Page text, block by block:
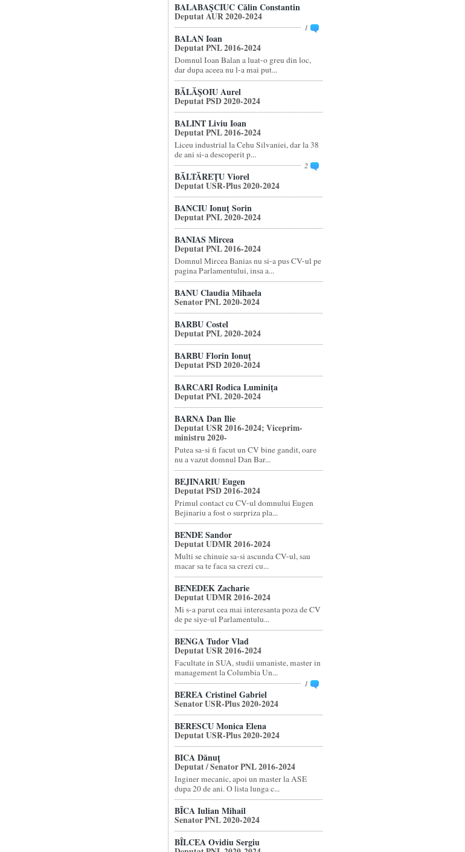
BALABAŞCIUC Călin Constantin
Deputat AUR 2020-2024
1
BALAN Ioan
Deputat PNL 2016-2024
Domnul Ioan Balan a luat-o greu din loc,
dar dupa aceea nu l-a mai put...
BĂLĂŞOIU Aurel
Deputat PSD 2020-2024
BALINT Liviu Ioan
Deputat PNL 2016-2024
Liceu industrial la Cehu Silvaniei, dar la 38
de ani si-a descoperit p...
2
BĂLTĂREŢU Viorel
Deputat USR-Plus 2020-2024
BANCIU Ionuţ Sorin
Deputat PNL 2020-2024
BANIAS Mircea
Deputat PNL 2016-2024
Domnul Mircea Banias nu si-a pus CV-ul pe
pagina Parlamentului, insa a...
BANU Claudia Mihaela
Senator PNL 2020-2024
BARBU Costel
Deputat PNL 2020-2024
BARBU Florin Ionuţ
Deputat PSD 2020-2024
BARCARI Rodica Luminiţa
Deputat PNL 2020-2024
BARNA Dan Ilie
Deputat USR 2016-2024; Viceprim-
ministru 2020-
Putea sa-si fi facut un CV bine gandit, oare
nu a vazut domnul Dan Bar...
BEJINARIU Eugen
Deputat PSD 2016-2024
Primul contact cu CV-ul domnului Eugen
Bejinariu a fost o surpriza pla...
BENDE Sandor
Deputat UDMR 2016-2024
Multi se chinuie sa-si ascunda CV-ul, sau
macar sa te faca sa crezi cu...
BENEDEK Zacharie
Deputat UDMR 2016-2024
Mi s-a parut cea mai interesanta poza de CV
de pe siye-ul Parlamentulu...
BENGA Tudor Vlad
Deputat USR 2016-2024
Facultate in SUA, studii umaniste, master in
management la Columbia Un...
1
BEREA Cristinel Gabriel
Senator USR-Plus 2020-2024
BERESCU Monica Elena
Deputat USR-Plus 2020-2024
BICA Dănuț
Deputat / Senator PNL 2016-2024
Inginer mecanic, apoi un master la ASE
dupa 20 de ani. O lista lunga c...
BÎCA Iulian Mihail
Senator PNL 2020-2024
BÎLCEA Ovidiu Sergiu